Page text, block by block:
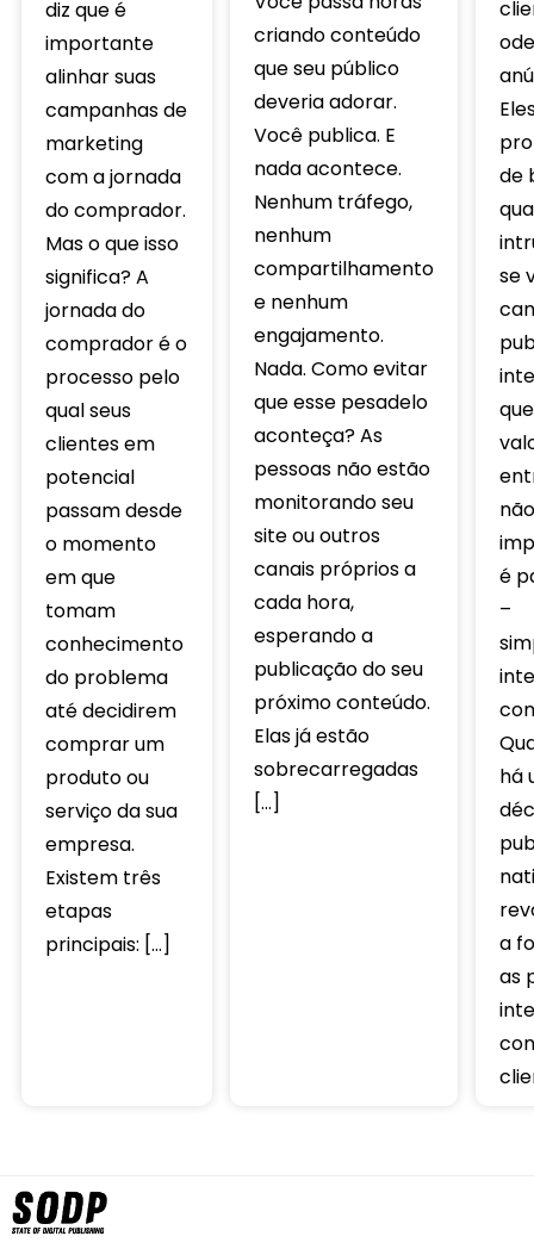
diz que é
importante
alinhar suas
campanhas de
marketing
com a jornada
do comprador.
Mas o que isso
significa? A
jornada do
comprador é o
processo pelo
qual seus
clientes em
potencial
passam desde
o momento
em que
tomam
conhecimento
do problema
até decidirem
comprar um
produto ou
serviço da sua
empresa.
Existem três
etapas
principais: […]
criando conteúdo
que seu público
deveria adorar.
Você publica. E
nada acontece.
Nenhum tráfego,
nenhum
compartilhamento
e nenhum
engajamento.
Nada. Como evitar
que esse pesadelo
aconteça? As
pessoas não estão
monitorando seu
site ou outros
canais próprios a
cada hora,
esperando a
publicação do seu
próximo conteúdo.
Elas já estão
sobrecarregadas
[…]
de
se
é
–
há
a
as